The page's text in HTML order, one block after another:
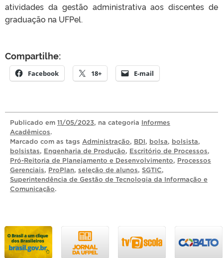
atividades da gestão administrativa aos discentes de
graduação na UFPel.
Compartilhe:
Facebook 18+ E-mail
Publicado em 11/05/2023, na categoria Informes
Acadêmicos.
Marcado com as tags Administração, BDI, bolsa, bolsista,
bolsistas, Engenharia de Produção, Escritório de Processos,
Pró-Reitoria de Planejamento e Desenvolvimento, Processos
Gerenciais, ProPlan, seleção de alunos, SGTIC,
Superintendência de Gestão de Tecnologia da Informação e
Comunicação.